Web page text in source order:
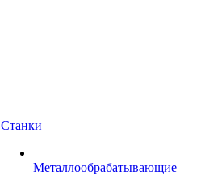
Станки
Металлообрабатывающие